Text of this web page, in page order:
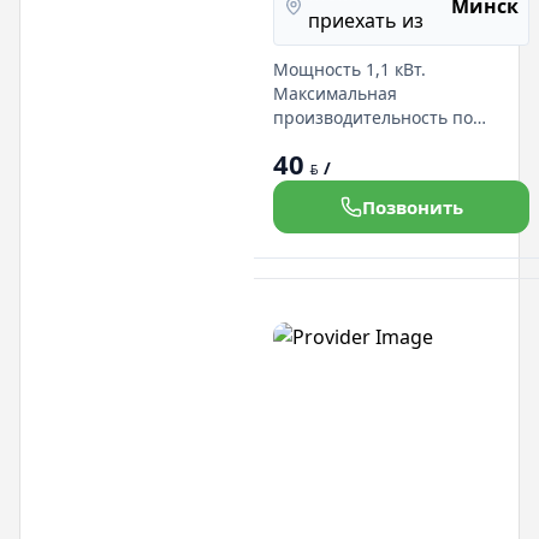
приехать из
Минск
Мощность 1,1 кВт.
Максимальная
производительность по
бака для чистой воды 20 л.
Тип щёток цилиндрические.
Всасывающая балка в
комплектации есть.
40 BYN /
Позвонить